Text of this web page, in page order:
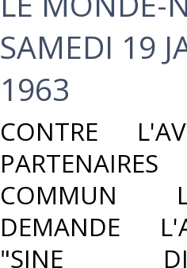
SAMEDI 19
1963‎
‎CONTRE
COMMUN
DEMANDE
"SINE